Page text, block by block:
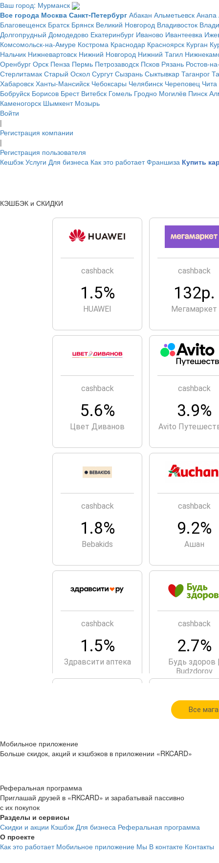
Ваш город: Мурманск
Все города Москва Санкт-Петербург Абакан Альметьевск Анапа
Благовещенск Братск Брянск Великий Новгород Владивосток
Долгопрудный Домодедово Екатеринбург Иваново Ивантеевка
Комсомольск-на-Амуре Кострома Краснодар Красноярск Курган
Нальчик Нижневартовск Нижний Новгород Нижний Тагил
Оренбург Орск Пенза Пермь Петрозаводск Псков Рязань Ростов-
Стерлитамак Старый Оскол Сургут Сызрань Сыктывкар Таганрог
Хабаровск Ханты-Мансийск Чебоксары Челябинск Череповец Чита
Бобруйск Борисов Брест Витебск Гомель Гродно Могилёв Пинск
Каменогорск Шымкент Мозырь
Войти
|
Регистрация компании
|
Регистрация пользователя
Кешбэк Услуги Для бизнеса Как это работает Франшиза Купить
КЭШБЭК и СКИДКИ
cashback
1.5%
HUAWEI
cashback
132р.
Мегамаркет
cashback
5.6%
Цвет Диванов
cashback
3.9%
Avito
cashback
1.8%
Bebakids
cashback
9.2%
Ашан
cashback
1.5%
Здравсити аптека
cashback
2.7%
Будь здоров
Budzdorov
7% 12.3%
cashback cashback
Все
Мобильное приложение
Больше скидок, акций и кэшбэков в приложении «RKCARD»
Реферальная программа
Приглашай друзей в «RKCARD» и зарабатывай пассивно
с их покупок
Разделы и сервисы
Скидки и акции Кэшбэк Для бизнеса Реферальная программа
О проекте
Как это работает Мобильное приложение Мы В контакте Контакты